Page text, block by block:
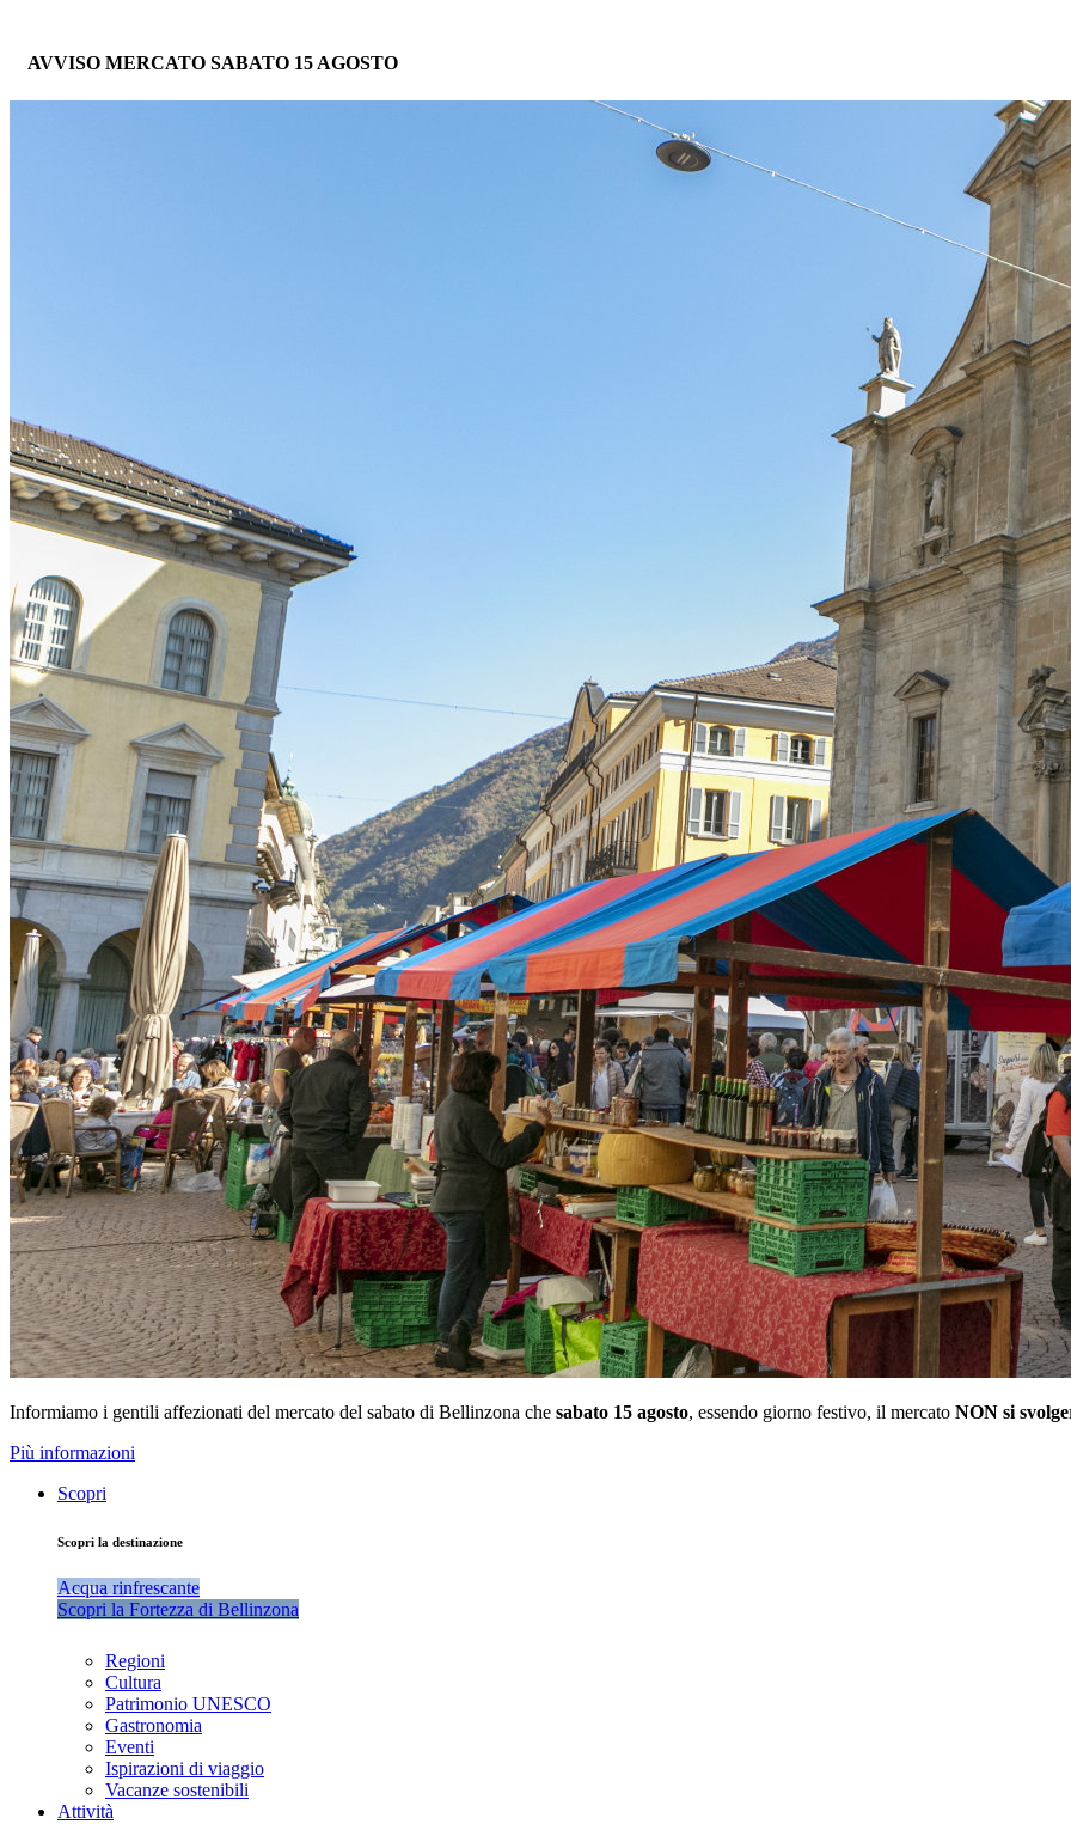
AVVISO MERCATO SABATO 15 AGOSTO
Informiamo i gentili affezionati del mercato del sabato di Bellinzona che sabato 15 agosto, essendo giorno festivo, il mercato NON si
Più informazioni
Scopri
Scopri la destinazione
Acqua rinfrescante
Scopri la Fortezza di Bellinzona
Regioni
Cultura
Patrimonio UNESCO
Gastronomia
Eventi
Ispirazioni di viaggio
Vacanze sostenibili
Attività